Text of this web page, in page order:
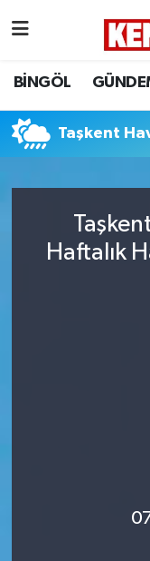
BİNGÖL
Taşkent
Haftalık
BİLİM-
DÜNYA
EKONOMİ
Bingöl Hava
Bingöl
Süper Lig